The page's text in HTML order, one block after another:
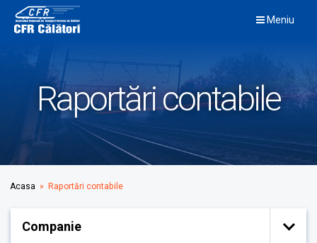
content
Meniu
Raportări contabile
Acasa » Raportări contabile
Companie